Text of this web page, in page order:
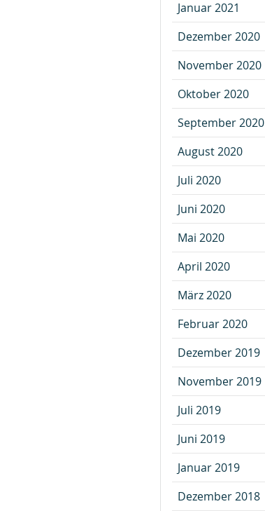
Januar 2021
Dezember 2020
November 2020
Oktober 2020
September 2020
August 2020
Juli 2020
Juni 2020
Mai 2020
April 2020
März 2020
Februar 2020
Dezember 2019
November 2019
Juli 2019
Juni 2019
Januar 2019
Dezember 2018